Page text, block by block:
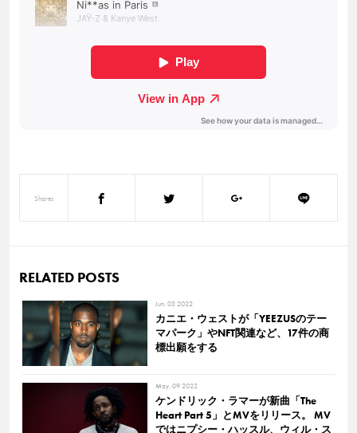
Shares
RELATED POSTS
Jun. 03 2022
カニエ・ウェストが「YEEZUSのテー
マパーク」やNFT関連など、17件の商
標出願をする
May. 09 2022
ケンドリック・ラマーが新曲「The
Heart Part 5」とMVをリリース。 MV
ではニプシー・ハッスル、ウィル・ス